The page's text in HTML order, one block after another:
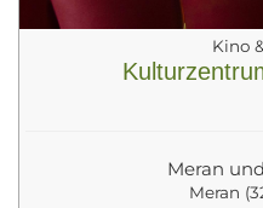
Kino
Meran
Meran